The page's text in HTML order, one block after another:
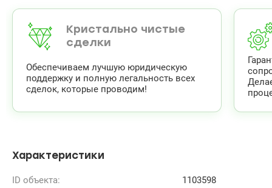
объединенная с лоджией 32 м2. туалет и ванная
комнаты совмещены — 3,6 м2. Квартира в хорошем
жилом состоянии (достаточно легкого косметического
ремонта). Дом расположен во дворах — тихо, рядом
остановка скоростного трамвая — Гарматная, на
противоположной стороне проспекта расположен
Национальный Авиационный Университет, и выход в
парк. Ближайшие станции метро — Берестейская и
Шулявская. Один собственник, квартира свободна,
прямая продажа.
Цена 88000 у.е.
Кристально чистые
сделки
Обеспечиваем лучшую юридическую
поддержку и полную легальность всех
сделок, которые проводим!
Характеристики
ID объекта:
1103598